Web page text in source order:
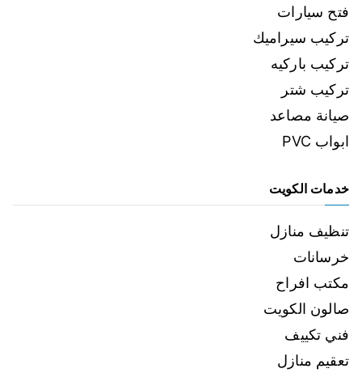
فتح سيارات
تركيب سيراميك
تركيب باركيه
تركيب شتر
صيانة مصاعد
ابواب PVC
خدمات الكويت
تنظيف منازل
خرسانات
مكتب افراح
صالون الكويت
فني تكييف
تعقيم منازل